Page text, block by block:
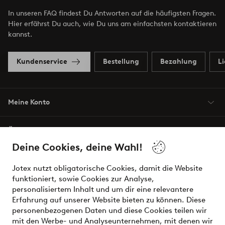
Deine Cookies, deine Wahl!
Jotex nutzt obligatorische Cookies, damit die Website
funktioniert, sowie Cookies zur Analyse,
personalisiertem Inhalt und um dir eine relevantere
Erfahrung auf unserer Website bieten zu können. Diese
personenbezogenen Daten und diese Cookies teilen wir
mit den Werbe- und Analyseunternehmen, mit denen wir
In unseren FAQ findest Du Antworten auf die häufigsten Fragen.
Hier erfährst Du auch, wie Du uns am einfachsten kontaktieren
kannst.
Kundenservice Bestellung Bezahlung
Meine Konto
Bedingungen